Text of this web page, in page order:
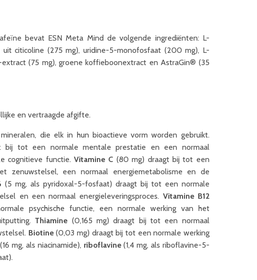
bevat ESN Meta Mind de volgende ingrediënten: L-
citicoline (275 mg), uridine-5-monofosfaat (200 mg), L-
(75 mg), groene koffieboonextract en AstraGin® (35
en vertraagde afgifte.
die elk in hun bioactieve vorm worden gebruikt.
bij tot een normale mentale prestatie en een normaal
cognitieve functie.Vitamine C (80 mg) draagt bij tot een
zenuwstelsel, een normaal energiemetabolisme en de
(5 mg, als pyridoxal-5-fosfaat) draagt bij tot een normale
en een normaal energieleveringsproces. Vitamine B12
psychische functie, een normale werking van het
Thiamine (0,165 mg) draagt bij tot een normaal
Biotine(0,03 mg) draagt bij tot een normale werking
(16 mg, als niacinamide), riboflavine(1,4 mg, als riboflavine-5-